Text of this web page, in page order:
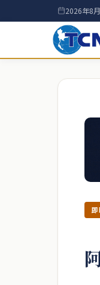
2026年8
即